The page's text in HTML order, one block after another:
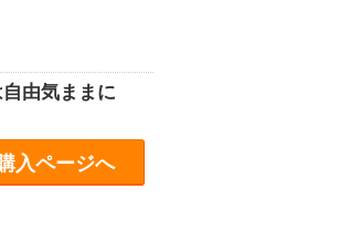
由気ままに
入ページへ